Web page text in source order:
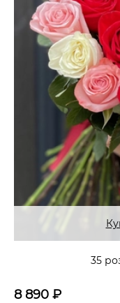
35
8 890 ₽